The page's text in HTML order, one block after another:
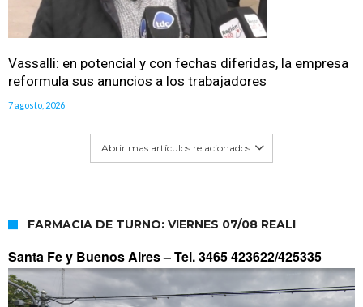
Vassalli: en potencial y con fechas diferidas, la empresa
reformula sus anuncios a los trabajadores
7 agosto, 2026
Abrir mas artículos relacionados
FARMACIA DE TURNO: VIERNES 07/08 REALI
Santa Fe y Buenos Aires –Tel. 3465 423622/425335